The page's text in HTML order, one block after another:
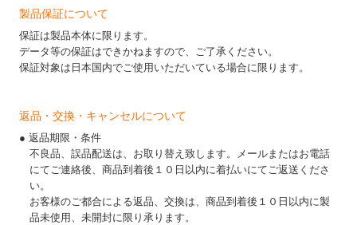
製品保証について
保証は製品本体に限ります。
データ等の保証はできかねますので、ご了承ください。
保証対象は日本国内でご使用いただいている場合に限ります。
返品・交換・キャンセルについて
● 返品期限・条件
不良品、誤品配送は、お取り替え致します。メールまたはお電話
にてご連絡後、商品到着後１０日以内に着払いにてご返送くださ
い。
お客様のご都合による返品、交換は、商品到着後１０日以内に製
品未使用、未開封に限り承ります。